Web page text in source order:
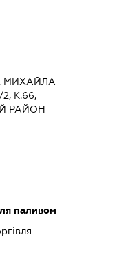
МИХАЙЛА
К.66,
РАЙОН
паливом